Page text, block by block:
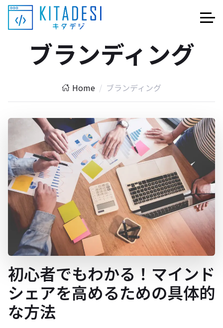
ブランディング
Home ブランディング
初心者でもわかる！マインド
シェアを高めるための具体的
な方法